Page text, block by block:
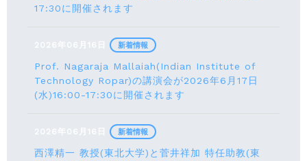
17:30に開催されます
2026年06月16日
Prof. Nagaraja Mallaiah(Indian Institute of
Technology Ropar)の講演会が2026年6月17⽇
(水)16:00-17:30に開催されます
新着情報
2026年06月16日
西澤精一 教授(東北大学)と菅井祥加 特任助教(東
新着情報